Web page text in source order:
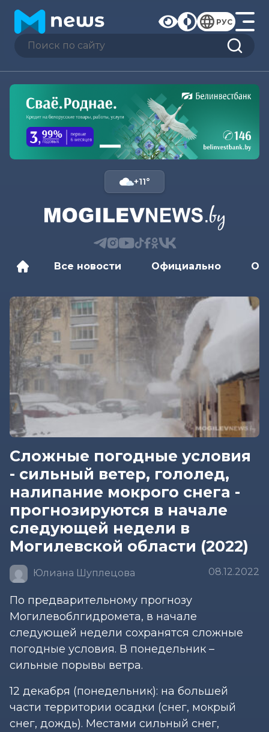
РУС
+11°
Все новости Официально
Сложные погодные условия
- сильный ветер, гололед,
налипание мокрого снега -
прогнозируются в начале
следующей недели в
Могилевской области (2022)
Юлиана Шуплецова 08.12.2022
По предварительному прогнозу
Могилевоблгидромета, в начале
следующей недели сохранятся сложные
погодные условия. В понедельник –
сильные порывы ветра.
12 декабря (понедельник): на большей
части территории осадки (снег, мокрый
снег, дождь). Местами сильный снег,